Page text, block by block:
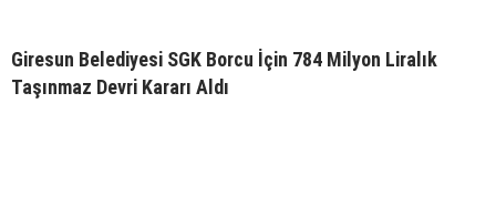
Giresun Belediyesi SGK Borcu İçin 784 Milyon Liralık
Taşınmaz Devri Kararı Aldı